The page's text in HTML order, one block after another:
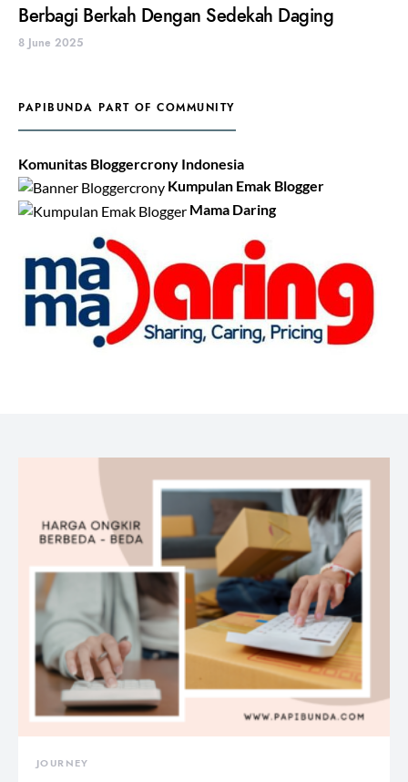
Berbagi Berkah Dengan Sedekah Daging
8 June 2025
PAPIBUNDA PART OF COMMUNITY
Komunitas Bloggercrony Indonesia
Kumpulan Emak Blogger
Mama Daring
JOURNEY